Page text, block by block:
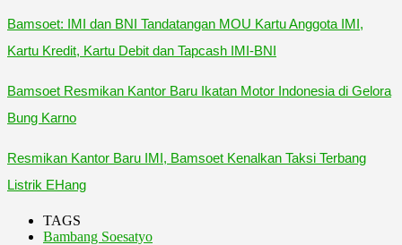
Bamsoet: IMI dan BNI Tandatangan MOU Kartu Anggota IMI,
Kartu Kredit, Kartu Debit dan Tapcash IMI-BNI
Bamsoet Resmikan Kantor Baru Ikatan Motor Indonesia di Gelora
Bung Karno
Resmikan Kantor Baru IMI, Bamsoet Kenalkan Taksi Terbang
Listrik EHang
TAGS
Bambang Soesatyo